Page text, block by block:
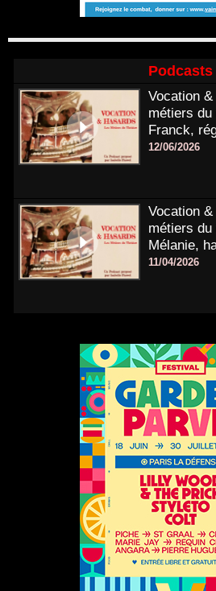
Podcasts
Vocation
métiers du
Franck,
12/06/2026
Vocation
métiers du
Mélanie,
11/04/2026